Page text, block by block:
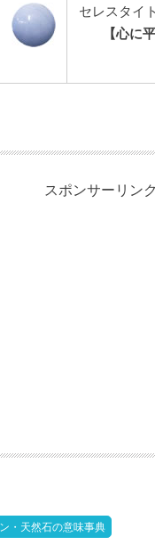
セレスタイ
【心に
スポンサーリンク
・天然石の意味事典